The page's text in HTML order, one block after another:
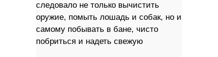
следовало не только вычистить
оружие, помыть лошадь и собак, но и
самому побывать в бане, чисто
побриться и надеть свежую